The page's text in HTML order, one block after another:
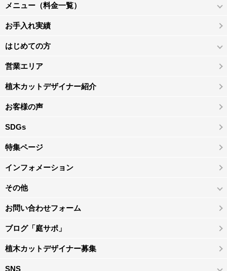
メニュー（料金一覧）
お手入れ実績
はじめての方
営業エリア
植木カットデザイナー紹介
お客様の声
SDGs
特集ページ
インフォメーション
その他
お問い合わせフォーム
ブログ「庭サポ」
植木カットデザイナー募集
SNS